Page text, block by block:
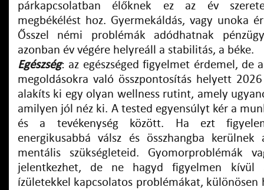
párkapcsolatban élőknek ez az év
megbékélést hoz. Gyermekáldás, vagy unoka
Ősszel némi problémák adódhatnak
azonban év végére helyreáll a stabilitás, a béke.
Egészség: az egészséged figyelmet érdemel, de
megoldásokra való összpontosítás helyett
alakíts ki egy olyan wellness rutint, amely
amilyen jól néz ki. A tested egyensúlyt kér a
és a tevékenység között. Ha ezt
energikusabbá válsz és összhangba
mentális szükségleteid. Gyomorproblémák
jelentkezhet, de ne hagyd figyelmen
ízületekkel kapcsolatos problémákat, különösen